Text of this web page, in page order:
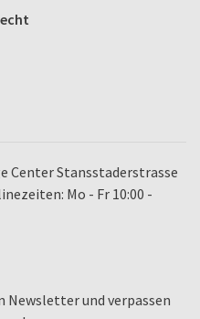
Center Stansstaderstrasse
Mo - Fr 10:00 -
Newsletter und verpassen